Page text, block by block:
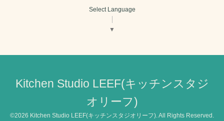
Select Language
▼
Kitchen Studio LEEF(キッチンスタジ
オリーフ)
©2026 Kitchen Studio LEEF(キッチンスタジオリーフ) . All Rights Reserved.